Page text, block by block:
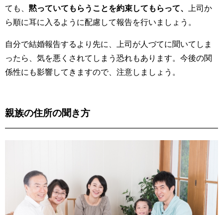
ても、 黙っていてもらうことを約束してもらって、
上司か
ら順に耳に入るように配慮して報告を行いましょう。
自分で結婚報告するより先に、上司が人づてに聞いてしま
ったら、気を悪くされてしまう恐れもあります。今後の関
係性にも影響してきますので、注意しましょう。
親族の住所の聞き方